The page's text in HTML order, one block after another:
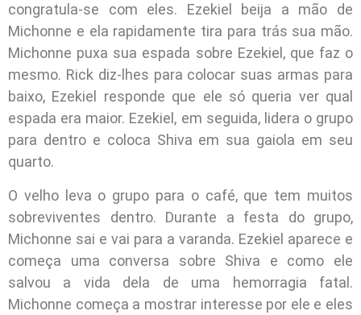
congratula-se com eles. Ezekiel beija a mão de
Michonne e ela rapidamente tira para trás sua mão.
Michonne puxa sua espada sobre Ezekiel, que faz o
mesmo. Rick diz-lhes para colocar suas armas para
baixo, Ezekiel responde que ele só queria ver qual
espada era maior. Ezekiel, em seguida, lidera o grupo
para dentro e coloca Shiva em sua gaiola em seu
quarto.
O velho leva o grupo para o café, que tem muitos
sobreviventes dentro. Durante a festa do grupo,
Michonne sai e vai para a varanda. Ezekiel aparece e
começa uma conversa sobre Shiva e como ele
salvou a vida dela de uma hemorragia fatal.
Michonne começa a mostrar interesse por ele e eles